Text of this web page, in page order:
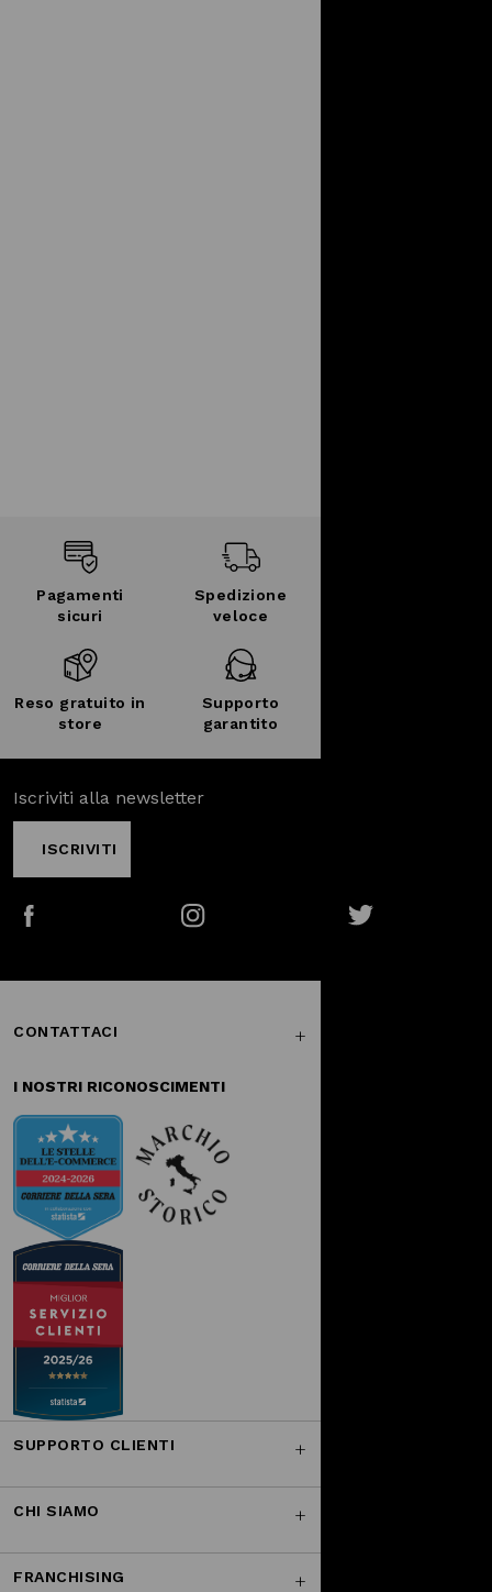
Pagamenti
sicuri
Spedizione
veloce
Reso gratuito in
store
Supporto
garantito
Iscriviti alla newsletter
ISCRIVITI
CONTATTACI
I NOSTRI RICONOSCIMENTI
SUPPORTO CLIENTI
CHI SIAMO
FRANCHISING